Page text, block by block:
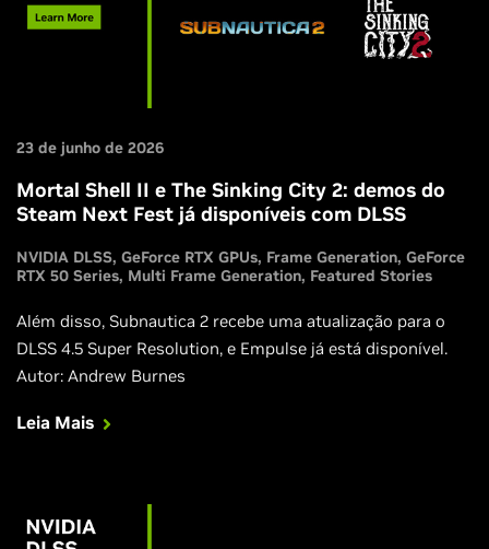
23 de junho de 2026
Mortal Shell II e The Sinking City 2: demos do
Steam Next Fest já disponíveis com DLSS
NVIDIA DLSS GeForce RTX GPUs Frame Generation GeForce
RTX 50 Series Multi Frame Generation Featured Stories
Além disso, Subnautica 2 recebe uma atualização para o
DLSS 4.5 Super Resolution, e Empulse já está disponível.
Autor: Andrew Burnes
Leia Mais